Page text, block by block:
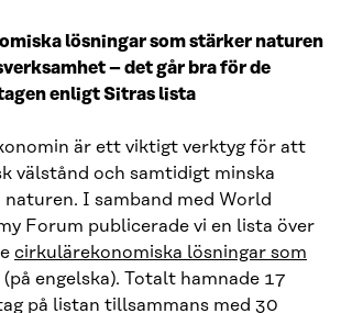
lösningar som stärker naturen
– det går bra för de
enligt Sitras lista
är ett viktigt verktyg för att
välstånd och samtidigt minska
naturen. I samband med World
Forum publicerade vi en lista över
cirkulärekonomiska lösningar som
(på engelska). Totalt hamnade 17
på listan tillsammans med 30